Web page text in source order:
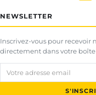
NEWSLETTER
Inscrivez-vous pour recevoir
directement dans votre
Votre adresse email